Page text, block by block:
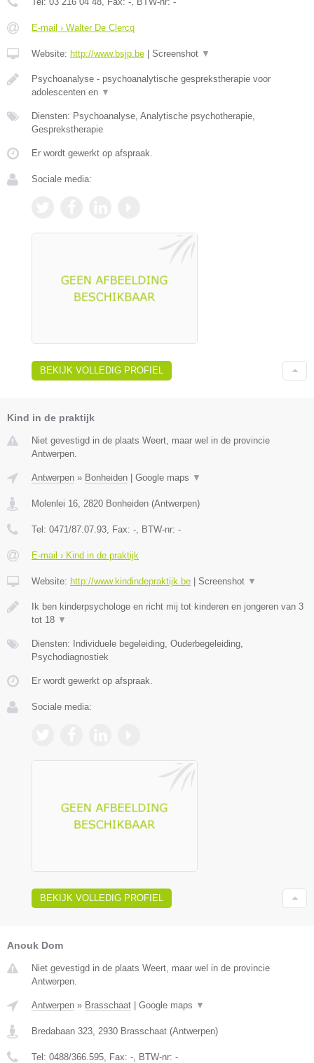
E-mail › Walter De Clercq
Website: http://www.bsjp.be Screenshot ▼
Psychoanalyse - psychoanalytische gesprekstherapie voor
adolescenten en ▼
Diensten: Psychoanalyse, Analytische psychotherapie,
Gesprekstherapie
Er wordt gewerkt op afspraak.
Sociale media:
BEKIJK VOLLEDIG PROFIEL
Kind in de praktijk
Niet gevestigd in de plaats Weert, maar wel in de provincie
Antwerpen.
Antwerpen » Bonheiden Google maps ▼
Molenlei 16 2820 Bonheiden (Antwerpen)
Tel: 0471/87.07.93 , Fax: - , BTW-nr: -
E-mail › Kind in de praktijk
Website: http://www.kindindepraktijk.be Screenshot ▼
Ik ben kinderpsychologe en richt mij tot kinderen en jongeren van 3
tot 18 ▼
Diensten: Individuele begeleiding, Ouderbegeleiding,
Psychodiagnostiek
Er wordt gewerkt op afspraak.
Sociale media:
BEKIJK VOLLEDIG PROFIEL
Anouk Dom
Niet gevestigd in de plaats Weert, maar wel in de provincie
Antwerpen.
Antwerpen » Brasschaat | Google maps ▼
Bredabaan 323 2930 Brasschaat (Antwerpen)
Tel: 0488/366.595 , Fax: - , BTW-nr: -